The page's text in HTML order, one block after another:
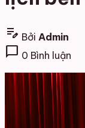
edit_note Bởi Admin
chat_bubble 0 Bình luận